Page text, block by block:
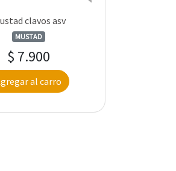
clavos asv
MUSTAD
$ 7.900
al carro